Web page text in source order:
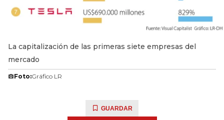
La capitalización de las primeras siete empresas del
mercado
Foto:Gráfico LR
GUARDAR